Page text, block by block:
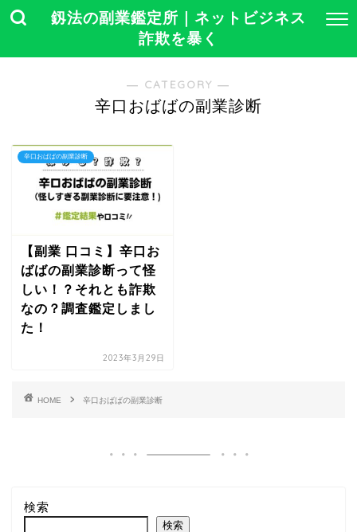
釼法の副業鑑定所｜ネットビジネス
詐欺を暴く
― CATEGORY ―
辛口おばばの副業診断
辛口おばばの副業診断
【副業 口コミ】辛口お
ばばの副業診断って怪
しい！？それとも詐欺
なの？調査鑑定しまし
た！
2023年3月29日
HOME 辛口おばばの副業診断
検索
検索